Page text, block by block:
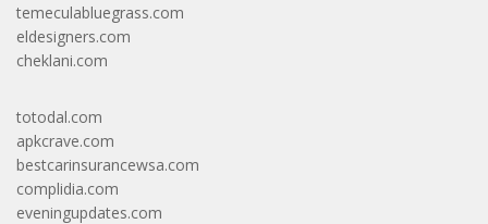
temeculabluegrass.com
eldesigners.com
cheklani.com
totodal.com
apkcrave.com
bestcarinsurancewsa.com
complidia.com
eveningupdates.com